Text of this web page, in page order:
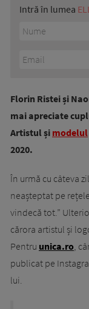
Intră în lumea
Florin Ristei și
mai apreciate
Artistul și modelul
2020.
În urmă cu câteva
neașteptat pe
vindecă tot.”
cărora artistul și
Pentru unica.ro,
publicat pe
lui.